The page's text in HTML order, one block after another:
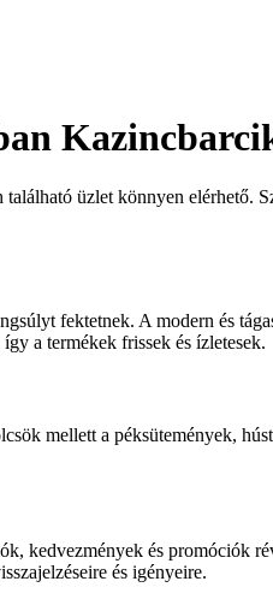
üzlet könnyen elérhető.
fektetnek. A modern és
a termékek frissek és ízletesek.
mellett a péksütemények,
kedvezmények és promóciók
és igényeire.